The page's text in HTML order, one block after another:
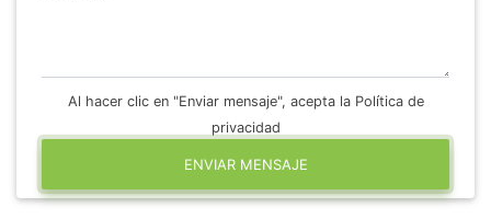
Al hacer clic en "Enviar mensaje", acepta la Política de
privacidad
ENVIAR MENSAJE